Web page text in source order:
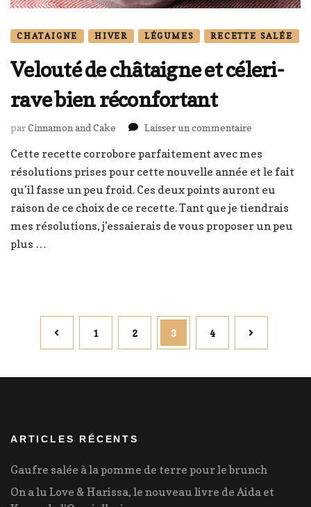
CHATAIGNE HIVER LÉGUMES RECETTE SALÉE
Velouté de châtaigne et céleri-
rave bien réconfortant
parCinnamon and Cake Laisser un commentaire
de
châtaigne
et
rave
bien
Cette recette corrobore parfaitement avec mes
résolutions prises pour cette nouvelle année et le fait
qu’il fasse un peu froid. Ces deux points auront eu
raison de ce choix de ce recette. Tant que je tiendrais
mes résolutions, j’essaierais de vous proposer un peu
plus …
Page
1 Page
2 Page
3 Page
4
ARTICLES RÉCENTS
Gaufre salée à la pomme de terre pour le brunch
On a lu Love & Harissa, le nouveau livre de Aida et